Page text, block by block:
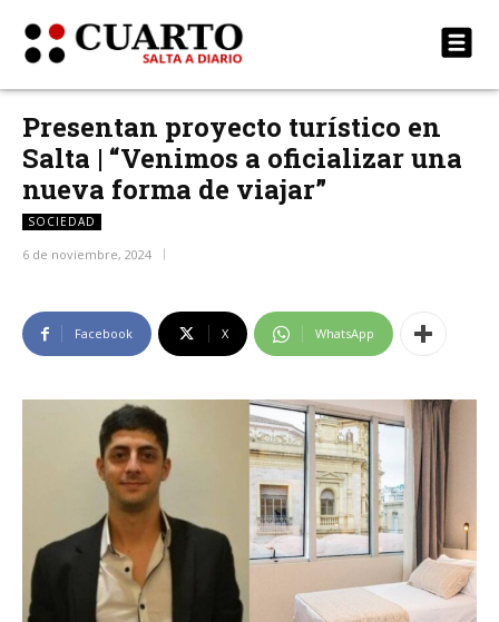
Presentan proyecto turístico en
Salta | “Venimos a oficializar una
nueva forma de viajar”
SOCIEDAD
6 de noviembre, 2024
Facebook X WhatsApp